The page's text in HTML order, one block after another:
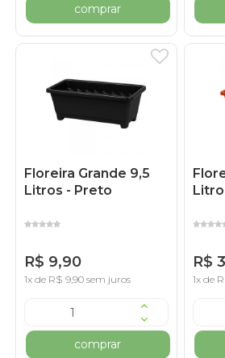
comprar
Floreira Grande 9,5
Litros - Preto
R$ 9,90
1x de R$ 9,90 sem juros
comprar
R$
1x de